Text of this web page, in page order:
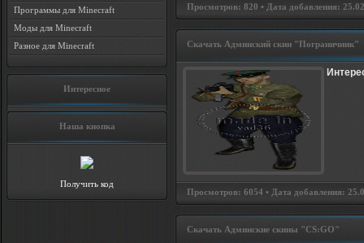
Программы для Minecraft
Моды для Minecraft
Разное для Minecraft
Интересное
Наша кнопка
Получить код
Просмотров: 820 • Дата добавления:
Скачать Админский скин "Пограничник"
Просмотров: 6054 • Дата добавления:
Скачать Админские скины "CS:GO"